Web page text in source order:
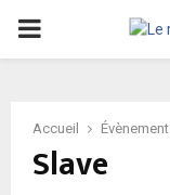
PRIMARY
Accueil
Slave